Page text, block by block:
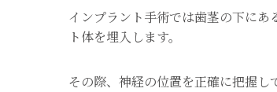
インプラント手術では歯茎の下に
ト体を埋入します。
その際、神経の位置を正確に把握し